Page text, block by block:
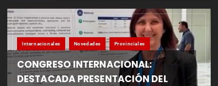
Internacionales Novedades Provinciales
CONGRESO INTERNACIONAL:
DESTACADA PRESENTACIÓN DEL